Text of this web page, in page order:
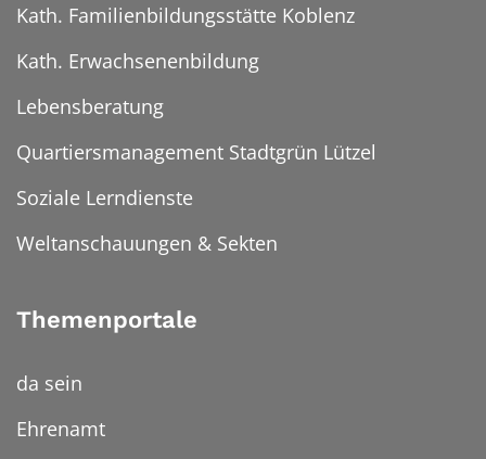
Kath. Familienbildungsstätte Koblenz
Kath. Erwachsenenbildung
Lebensberatung
Quartiersmanagement Stadtgrün Lützel
Soziale Lerndienste
Weltanschauungen & Sekten
Themenportale
da sein
Ehrenamt